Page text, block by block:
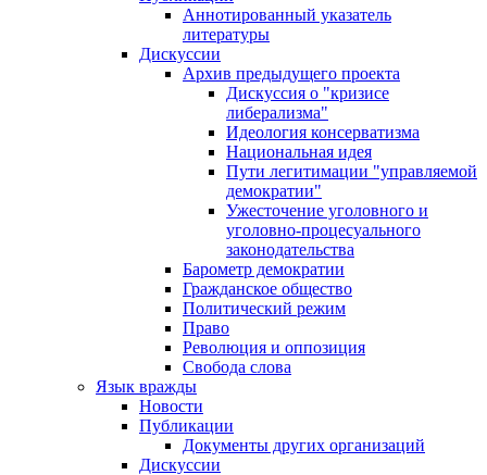
Аннотированный указатель
литературы
Дискуссии
Архив предыдущего проекта
Дискуссия о "кризисе
либерализма"
Идеология консерватизма
Национальная идея
Пути легитимации "управляемой
демократии"
Ужесточение уголовного и
уголовно-процесуального
законодательства
Барометр демократии
Гражданское общество
Политический режим
Право
Революция и оппозиция
Свобода слова
Язык вражды
Новости
Публикации
Документы других организаций
Дискуссии